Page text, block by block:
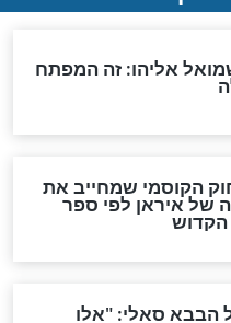
המשיח?
תהיה אפיקורסות
מאוד של